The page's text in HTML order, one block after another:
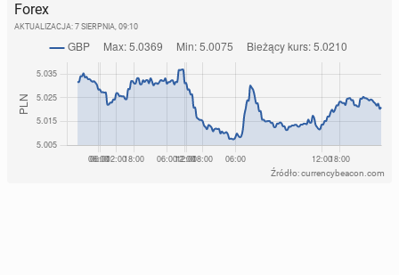
Forex
AKTUALIZACJA: 7 SIERPNIA, 09:10
Źródło: currencybeacon.com